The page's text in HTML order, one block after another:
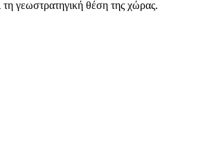
τη γεωστρατηγική θέση της χώρας.